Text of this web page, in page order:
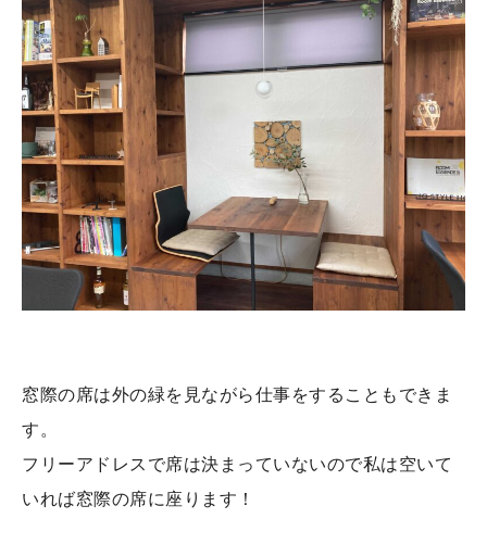
窓際の席は外の緑を見ながら仕事をすることもできま
す。
フリーアドレスで席は決まっていないので私は空いて
いれば窓際の席に座ります！